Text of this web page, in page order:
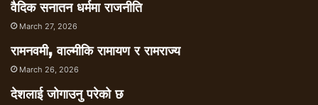
वैदिक सनातन धर्ममा राजनीति
March 27, 2026
रामनवमी, वाल्मीकि रामायण र रामराज्य
March 26, 2026
देशलाई जोगाउनु परेको छ